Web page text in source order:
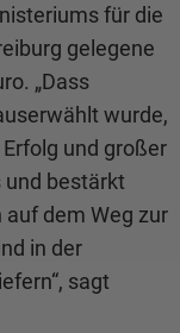
für die
gelegene
„Dass
wurde,
und großer
und bestärkt
dem Weg zur
in der
sagt